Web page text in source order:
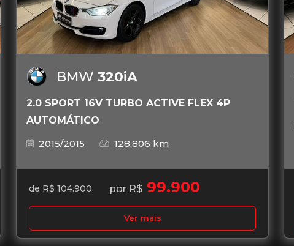
BMW 320iA
2.0 SPORT 16V TURBO ACTIVE FLEX 4P
AUTOMÁTICO
2015/2015
128.806 km
de R$ 104.900 por R$ 99.900
Ver mais